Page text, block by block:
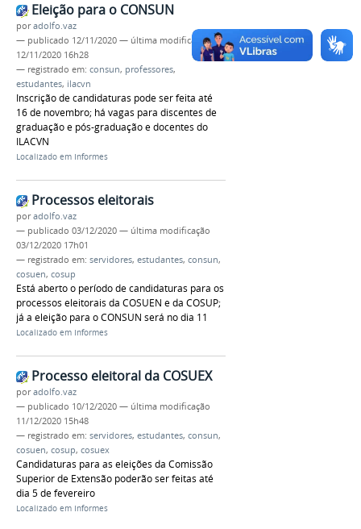
Eleição para o CONSUN
poradolfo.vaz
— publicado 12/11/2020 — última modificação
12/11/2020 16h28
— registrado em: consun, professores,
estudantes, ilacvn
Inscrição de candidaturas pode ser feita até
16 de novembro; há vagas para discentes de
graduação e pós-graduação e docentes do
ILACVN
Localizado em Informes
Processos eleitorais
poradolfo.vaz
— publicado 03/12/2020 — última modificação
03/12/2020 17h01
— registrado em: servidores, estudantes, consun,
cosuen, cosup
Está aberto o período de candidaturas para os
processos eleitorais da COSUEN e da COSUP;
já a eleição para o CONSUN será no dia 11
Localizado em Informes
Processo eleitoral da COSUEX
poradolfo.vaz
— publicado 10/12/2020 — última modificação
11/12/2020 15h48
— registrado em: servidores, estudantes, consun,
cosuen, cosup, cosuex
Candidaturas para as eleições da Comissão
Superior de Extensão poderão ser feitas até
dia 5 de fevereiro
Localizado em Informes